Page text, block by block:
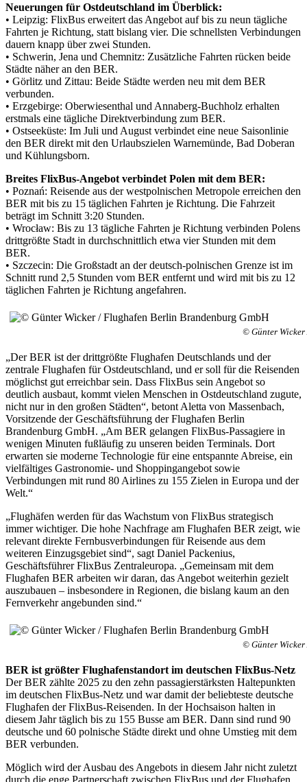
Neuerungen für Ostdeutschland im Überblick:
• Leipzig: FlixBus erweitert das Angebot auf bis zu neun tägliche
Fahrten je Richtung, statt bislang vier. Die schnellsten Verbindungen
dauern knapp über zwei Stunden.
• Schwerin, Jena und Chemnitz: Zusätzliche Fahrten rücken beide
Städte näher an den BER.
• Görlitz und Zittau: Beide Städte werden neu mit dem BER
verbunden.
• Erzgebirge: Oberwiesenthal und Annaberg-Buchholz erhalten
erstmals eine tägliche Direktverbindung zum BER.
• Ostseeküste: Im Juli und August verbindet eine neue Saisonlinie
den BER direkt mit den Urlaubszielen Warnemünde, Bad Doberan
und Kühlungsborn.
Breites FlixBus-Angebot verbindet Polen mit dem BER:
• Poznań: Reisende aus der westpolnischen Metropole erreichen den
BER mit bis zu 15 täglichen Fahrten je Richtung. Die Fahrzeit
beträgt im Schnitt 3:20 Stunden.
• Wrocław: Bis zu 13 tägliche Fahrten je Richtung verbinden Polens
drittgrößte Stadt in durchschnittlich etwa vier Stunden mit dem
BER.
• Szczecin: Die Großstadt an der deutsch-polnischen Grenze ist im
Schnitt rund 2,5 Stunden vom BER entfernt und wird mit bis zu 12
täglichen Fahrten je Richtung angefahren.
© Günter
„Der BER ist der drittgrößte Flughafen Deutschlands und der
zentrale Flughafen für Ostdeutschland, und er soll für die Reisenden
möglichst gut erreichbar sein. Dass FlixBus sein Angebot so
deutlich ausbaut, kommt vielen Menschen in Ostdeutschland zugute,
nicht nur in den großen Städten“, betont Aletta von Massenbach,
Vorsitzende der Geschäftsführung der Flughafen Berlin
Brandenburg GmbH. „Am BER gelangen FlixBus-Passagiere in
wenigen Minuten fußläufig zu unseren beiden Terminals. Dort
erwarten sie moderne Technologie für eine entspannte Abreise, ein
vielfältiges Gastronomie- und Shoppingangebot sowie
Verbindungen mit rund 80 Airlines zu 155 Zielen in Europa und der
Welt.“
„Flughäfen werden für das Wachstum von FlixBus strategisch
immer wichtiger. Die hohe Nachfrage am Flughafen BER zeigt, wie
relevant direkte Fernbusverbindungen für Reisende aus dem
weiteren Einzugsgebiet sind“, sagt Daniel Packenius,
Geschäftsführer FlixBus Zentraleuropa. „Gemeinsam mit dem
Flughafen BER arbeiten wir daran, das Angebot weiterhin gezielt
auszubauen – insbesondere in Regionen, die bislang kaum an den
Fernverkehr angebunden sind.“
© Günter
BER ist größter Flughafenstandort im deutschen FlixBus-Netz
Der BER zählte 2025 zu den zehn passagierstärksten Haltepunkten
im deutschen FlixBus-Netz und war damit der beliebteste deutsche
Flughafen der FlixBus-Reisenden. In der Hochsaison halten in
diesem Jahr täglich bis zu 155 Busse am BER. Dann sind rund 90
deutsche und 60 polnische Städte direkt und ohne Umstieg mit dem
BER verbunden.
Möglich wird der Ausbau des Angebots in diesem Jahr nicht zuletzt
durch die enge Partnerschaft zwischen FlixBus und der Flughafen